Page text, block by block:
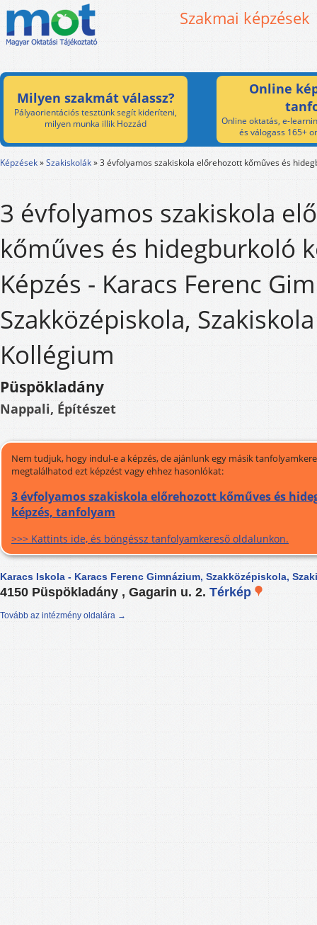
Szakmai képzések
Milyen szakmát válassz?
Pályaorientációs tesztünk segít kideríteni,
milyen munka illik Hozzád
Online
Online oktatás, e-
és válogass 165+
Képzések»Szakiskolák»3 évfolyamos szakiskola előrehozott kőműves és
3 évfolyamos szakiskola
kőműves és hidegburkoló
Képzés - Karacs Ferenc
Szakközépiskola,
Kollégium
Püspökladány
Nappali, Építészet
Nem tudjuk, hogy indul-e a képzés, de ajánlunk egy másik
megtalálhatod ezt képzést vagy ehhez hasonlókat:
3 évfolyamos szakiskola előrehozott kőműves és
képzés, tanfolyam
>>> Kattints ide, és böngéssz tanfolyamkereső oldalunkon.
Karacs Iskola - Karacs Ferenc Gimnázium, Szakközépiskola,
4150 Püspökladány , Gagarin u. 2. Térkép
Tovább az intézmény oldalára →